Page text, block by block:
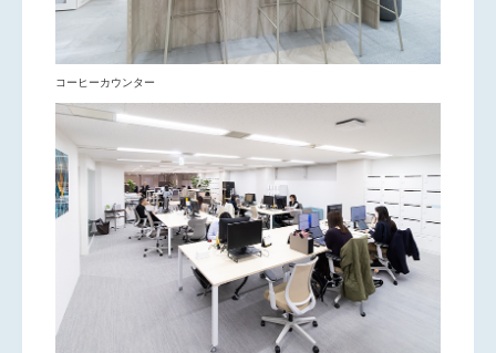
コーヒーカウンター